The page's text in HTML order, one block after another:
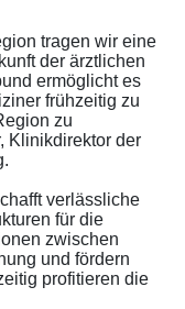
tragen wir eine
der ärztlichen
ermöglicht es
frühzeitig zu
zu
Klinikdirektor der
verlässliche
für die
zwischen
und fördern
profitieren die